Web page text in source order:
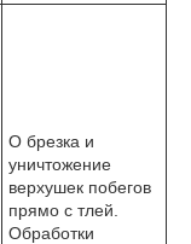
О брезка и
уничтожение
верхушек побегов
прямо с тлей.
Обработки